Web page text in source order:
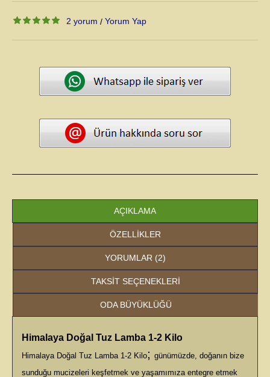
2 yorum / Yorum Yap
AÇIKLAMA
ÖZELLIKLER
YORUMLAR (2)
TAKSIT SEÇENEKLERI
ODA BÜYÜKLÜĞÜ
Himalaya Doğal Tuz Lamba 1-2 Kilo
Himalaya Doğal Tuz Lamba 1-2 Kilo; günümüzde, doğanın bize
sunduğu mucizeleri keşfetmek ve yaşamımıza entegre etmek